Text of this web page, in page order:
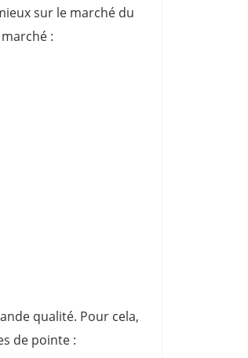
sur le marché du
:
qualité. Pour cela,
de pointe :